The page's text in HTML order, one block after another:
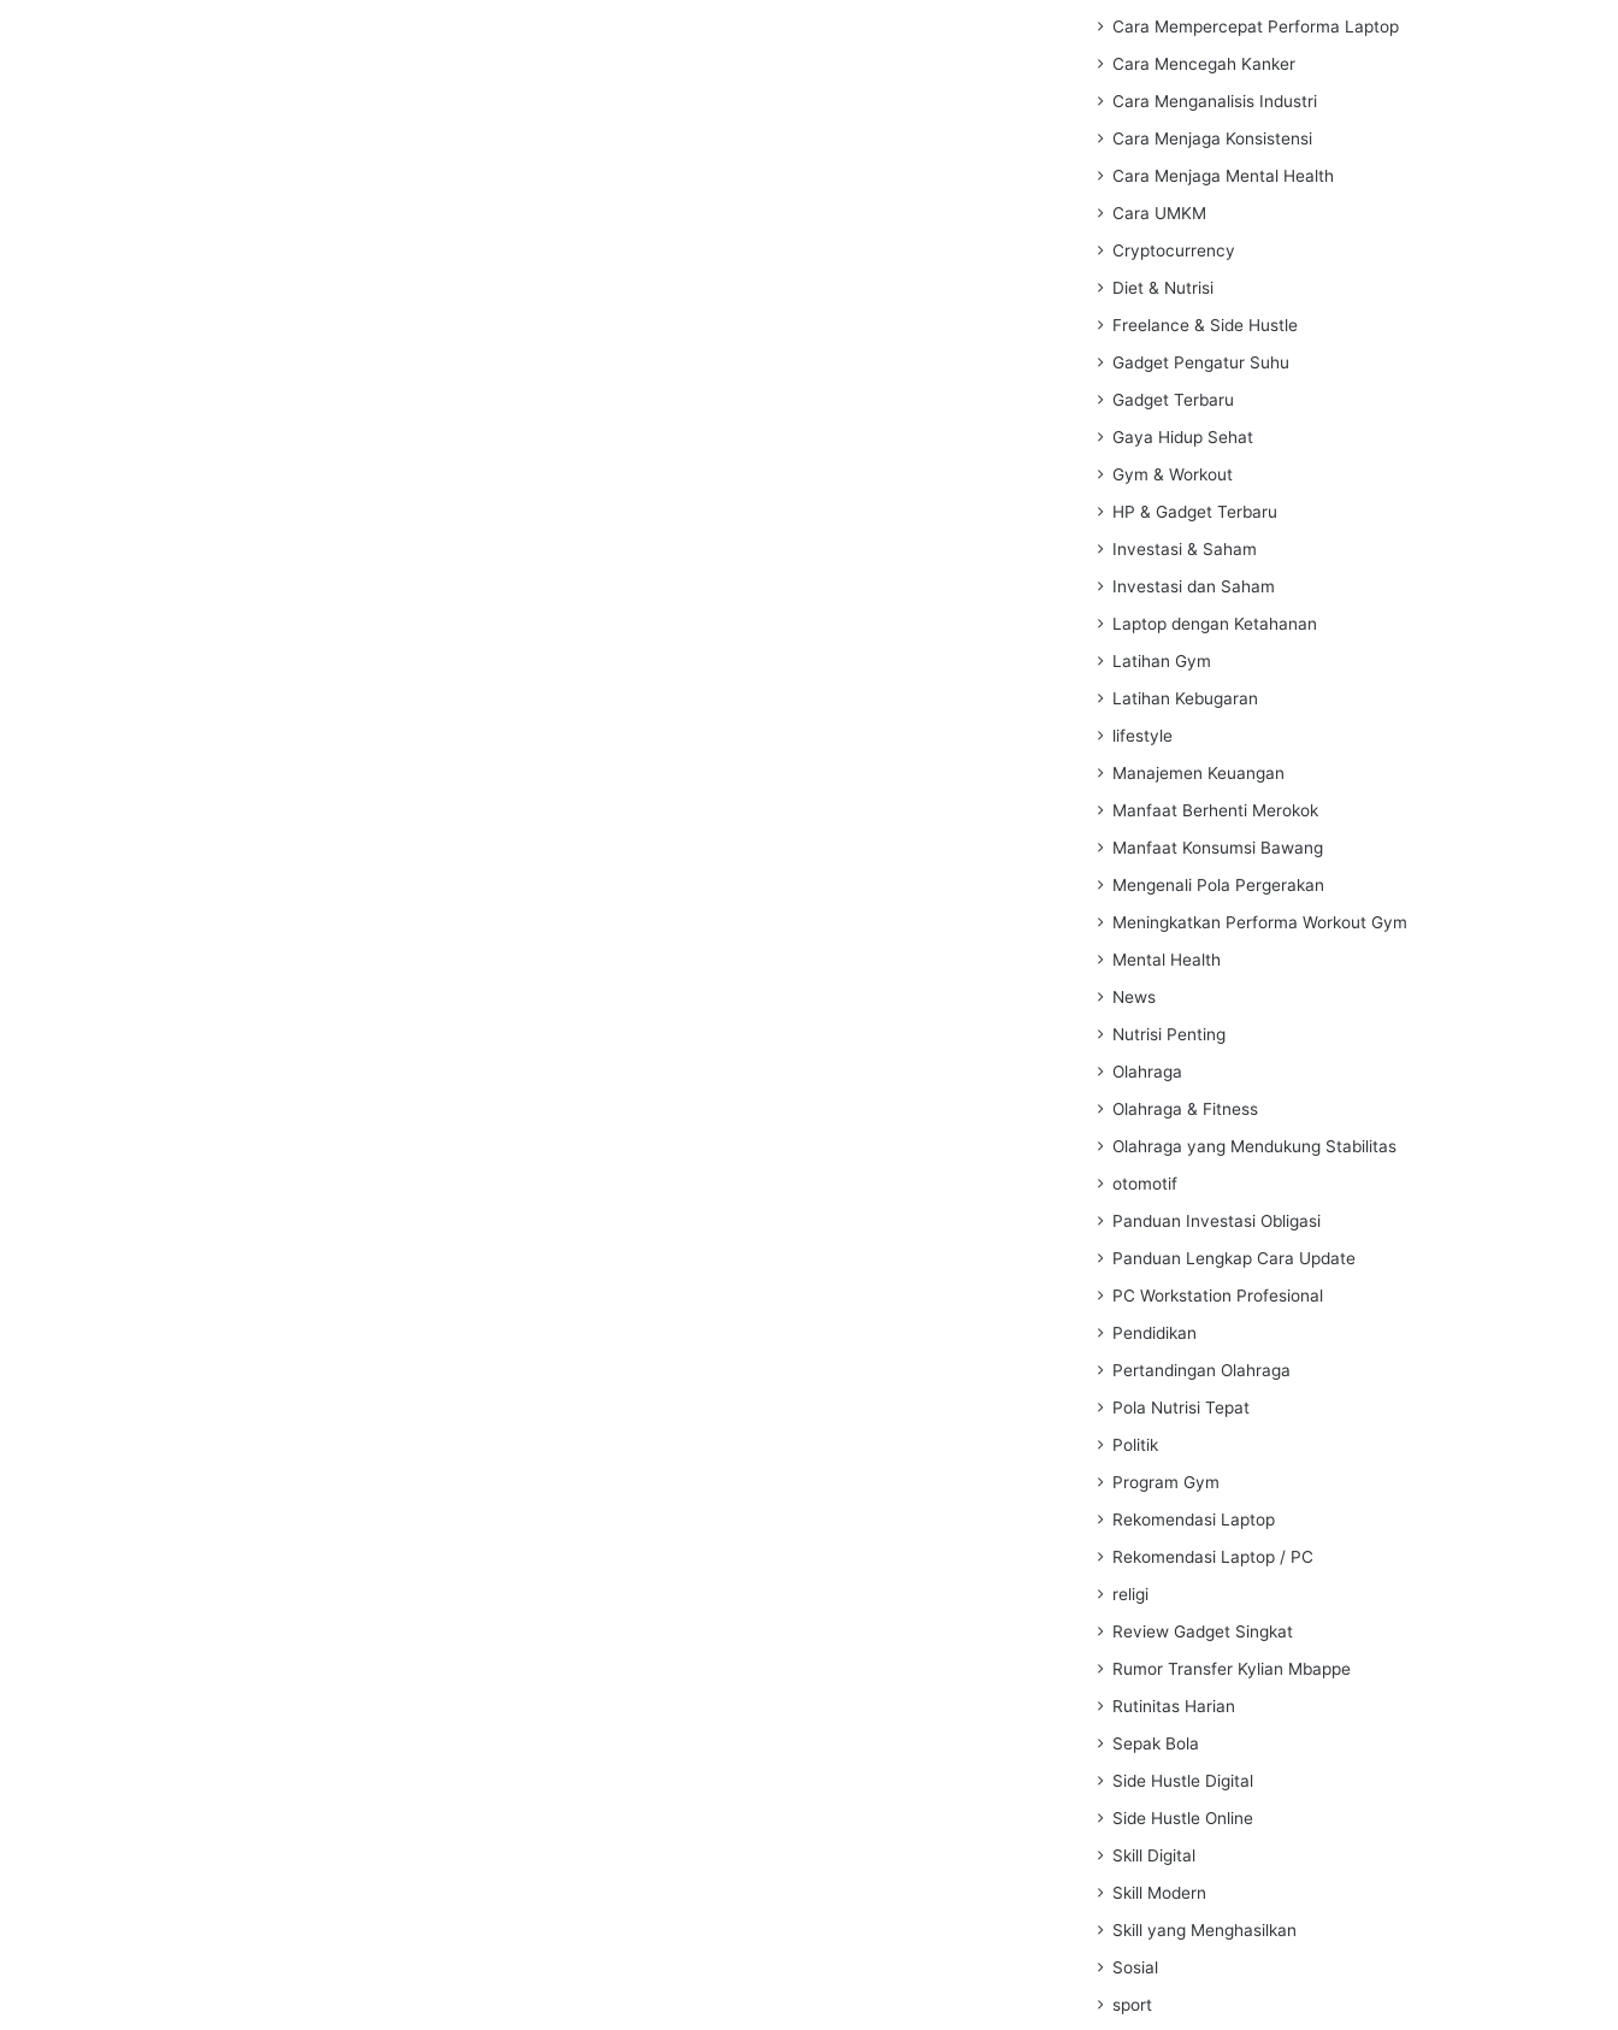
Cara Mempercepat Performa Laptop
Cara Mencegah Kanker
Cara Menganalisis Industri
Cara Menjaga Konsistensi
Cara Menjaga Mental Health
Cara UMKM
Cryptocurrency
Diet & Nutrisi
Freelance & Side Hustle
Gadget Pengatur Suhu
Gadget Terbaru
Gaya Hidup Sehat
Gym & Workout
HP & Gadget Terbaru
Investasi & Saham
Investasi dan Saham
Laptop dengan Ketahanan
Latihan Gym
Latihan Kebugaran
lifestyle
Manajemen Keuangan
Manfaat Berhenti Merokok
Manfaat Konsumsi Bawang
Mengenali Pola Pergerakan
Meningkatkan Performa Workout Gym
Mental Health
News
Nutrisi Penting
Olahraga
Olahraga & Fitness
Olahraga yang Mendukung Stabilitas
otomotif
Panduan Investasi Obligasi
Panduan Lengkap Cara Update
PC Workstation Profesional
Pendidikan
Pertandingan Olahraga
Pola Nutrisi Tepat
Politik
Program Gym
Rekomendasi Laptop
Rekomendasi Laptop / PC
religi
Review Gadget Singkat
Rumor Transfer Kylian Mbappe
Rutinitas Harian
Sepak Bola
Side Hustle Digital
Side Hustle Online
Skill Digital
Skill Modern
Skill yang Menghasilkan
Sosial
sport